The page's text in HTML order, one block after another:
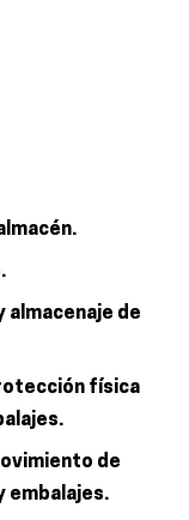
almacenaje de
física
de
embalajes.